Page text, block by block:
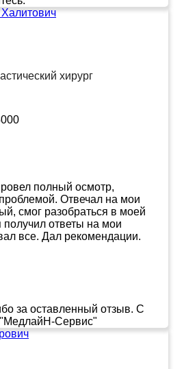
хирург
полный осмотр,
Отвечал на мои
смог разобраться в моей
получил ответы на мои
все. Дал рекомендации.
за оставленный отзыв. С
Сервис"